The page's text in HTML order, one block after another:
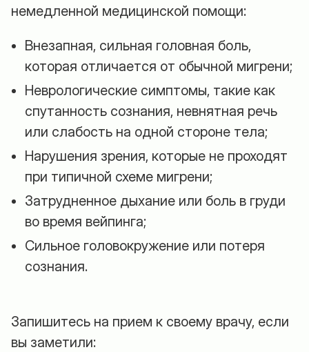
немедленной медицинской помощи:
Внезапная, сильная головная боль,
которая отличается от обычной мигрени;
Неврологические симптомы, такие как
спутанность сознания, невнятная речь
или слабость на одной стороне тела;
Нарушения зрения, которые не проходят
при типичной схеме мигрени;
Затрудненное дыхание или боль в груди
во время вейпинга;
Сильное головокружение или потеря
сознания.
Запишитесь на прием к своему врачу, если
вы заметили: